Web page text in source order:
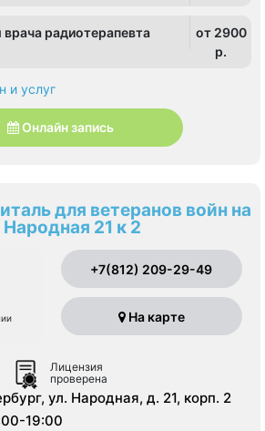
радиотерапевта
от 2900
p.
и услуг
Онлайн запись
для ветеранов войн на
Народная 21 к 2
+7(812) 209-29-49
На карте
Лицензия
проверена
ул. Народная, д. 21, корп. 2
19:00